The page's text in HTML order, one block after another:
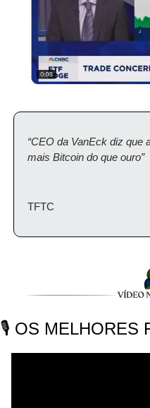
“CEO da VanEck diz que
mais Bitcoin do que ouro”
TFTC
🎙️ OS MELHORES